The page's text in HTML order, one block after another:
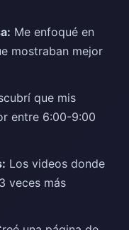
Me enfoqué en
mostraban mejor
que mis
entre 6:00-9:00
Los videos donde
veces más